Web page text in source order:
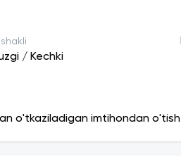
shakli
/ Kechki
o'tkaziladigan imtihondan o'tish